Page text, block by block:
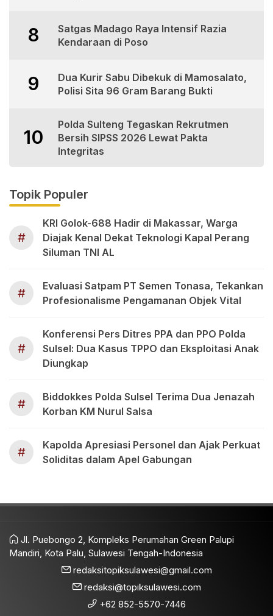
8
Satgas Madago Raya Intensif Razia
Kendaraan di Poso
9
Dua Kurir Sabu Dibekuk di Mamosalato,
Polisi Sita 96 Gram Barang Bukti
10
Polda Sulteng Tegaskan Rekrutmen
Bersih SIPSS 2026 Lewat Pakta
Integritas
Topik Populer
#
KRI Golok-688 Hadir di Makassar, Warga
Diajak Kenal Dekat Teknologi Kapal Perang
Siluman TNI AL
#
Evaluasi Satpam PT Semen Tonasa, Tekankan
Profesionalisme Pengamanan Objek Vital
#
Konferensi Pers Ditres PPA dan PPO Polda
Sulsel: Dua Kasus TPPO dan Eksploitasi Anak
Diungkap
#
Biddokkes Polda Sulsel Terima Dua Jenazah
Korban KM Nurul Salsa
#
Kapolda Apresiasi Personel dan Ajak Perkuat
Soliditas dalam Apel Gabungan
Jl. Puebongo 2, Kompleks Perumahan Green Palupi
Mandiri, Kota Palu, Sulawesi Tengah-Indonesia
redaksitopiksulawesi@gmail.com
redaksi@topiksulawesi.com
+62 852-5570-7446